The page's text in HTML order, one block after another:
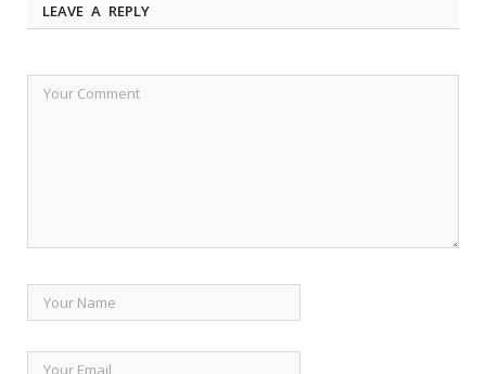
LEAVE A REPLY